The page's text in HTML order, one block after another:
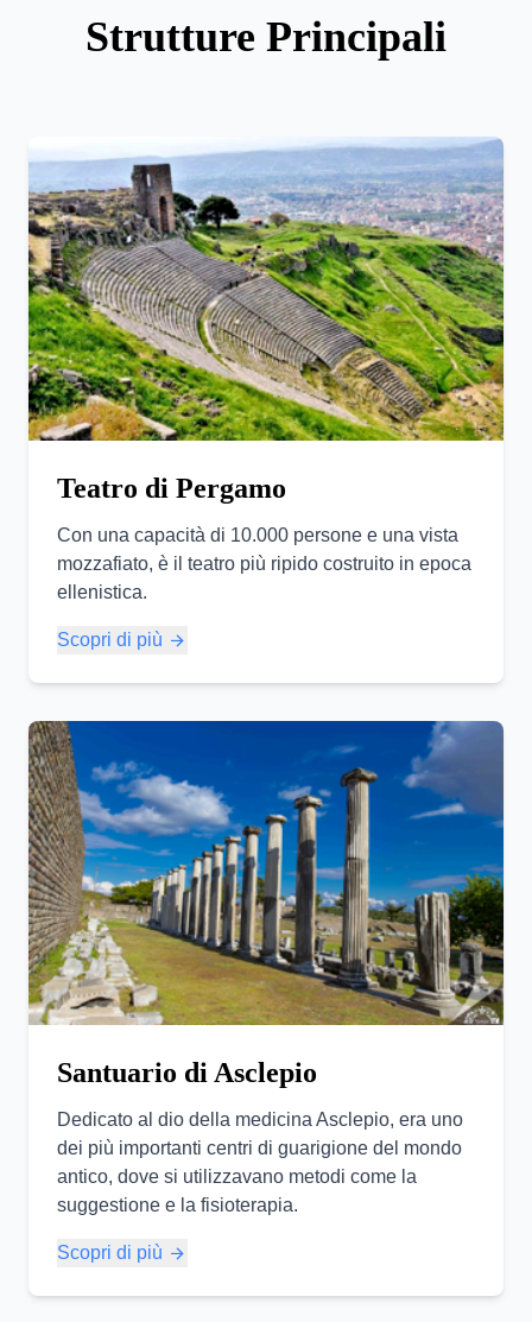
Strutture Principali
Teatro di Pergamo
Con una capacità di 10.000 persone e una vista
mozzafiato, è il teatro più ripido costruito in epoca
ellenistica.
Scopri di più
Santuario di Asclepio
Dedicato al dio della medicina Asclepio, era uno
dei più importanti centri di guarigione del mondo
antico, dove si utilizzavano metodi come la
suggestione e la fisioterapia.
Scopri di più